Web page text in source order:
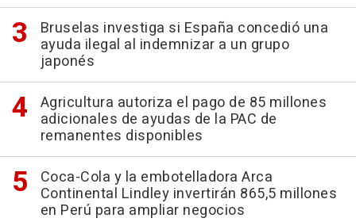
Bruselas investiga si España concedió una
ayuda ilegal al indemnizar a un grupo
japonés
Agricultura autoriza el pago de 85 millones
adicionales de ayudas de la PAC de
remanentes disponibles
Coca-Cola y la embotelladora Arca
Continental Lindley invertirán 865,5 millones
en Perú para ampliar negocios